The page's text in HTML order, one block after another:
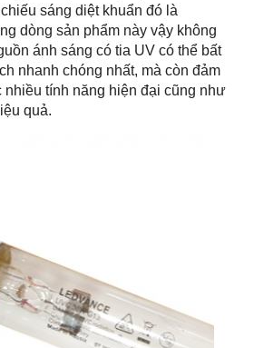
sáng diệt khuẩn đó là
dòng sản phẩm này vậy không
ánh sáng có tia UV có thể bất
nhanh chóng nhất, mà còn đảm
tính năng hiện đại cũng như
quả.